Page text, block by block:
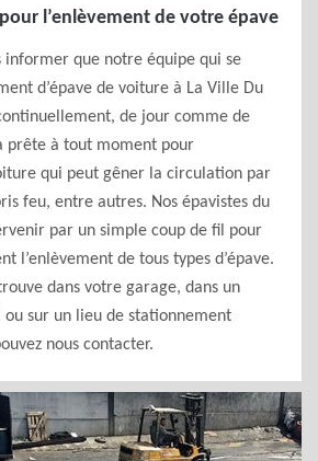
l’enlèvement de votre épave
informer que notre équipe qui se
d’épave de voiture à La Ville Du
de jour comme de
prête à tout moment pour
qui peut gêner la circulation par
feu, entre autres. Nos épavistes du
par un simple coup de fil pour
l’enlèvement de tous types d’épave.
dans votre garage, dans un
ou sur un lieu de stationnement
nous contacter.